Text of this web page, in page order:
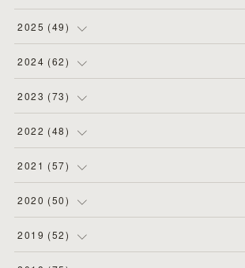
(4)
(8)
(2)
( 11
2025 (49)
(3)
(4)
(3)
(4)
2024 (62)
(4)
(5)
(5)
(3 )
2023 (73)
(8)
(6)
(7)
(5)
2022 (48)
(4)
(4)
(5)
(4)
2021 (57)
(6)
(8)
(2)
2020 (50)
(2)
2019 (52)